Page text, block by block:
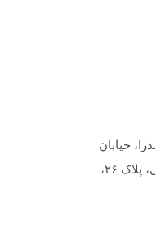
خیابان
شیرازی، خیابان گرمسار شرقی، پلاک ۲۶،